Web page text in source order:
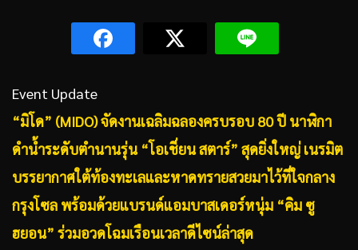
Event Update
“มิโด” (MIDO) จัดงานเฉลิมฉลองครบรอบ 80 ปี นาฬิกา
ดำน้ำระดับตำนานรุ่น “โอเชี่ยน สตาร์” สุดยิ่งใหญ่ เนรมิต
บรรยากาศใต้ท้องทะเลและหาดทรายสวยมาไว้ที่ใจกลาง
กรุงโซล พร้อมด้วยแบรนด์แอมบาสเดอร์หนุ่ม “คิม ซู
ฮยอน” ร่วมอวดโฉมเรือนเวลาดีไซน์ล่าสุด